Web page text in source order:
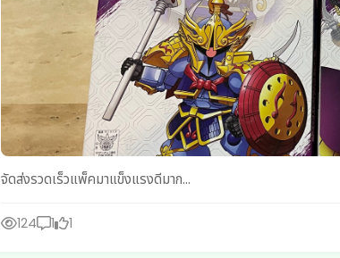
จัดส่งรวดเร็วแพ็คมาแข็งแรงดีมาก...
124 1 1